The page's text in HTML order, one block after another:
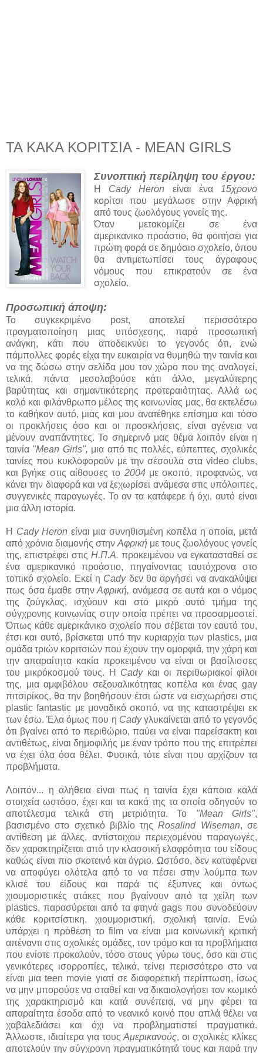
ΤΑ ΚΑΚΑ ΚΟΡΙΤΣΙΑ - MEAN GIRLS
Συνοπτική περίληψη του έργου:
Η Cady Heron είναι ένα 15χρονο
κορίτσι που μεγάλωσε στην Αφρική
από τους ζωολόγους γονείς της.
Όταν μετακομίζει σε ένα
αμερικανικο προάστιο, θα φοιτήσει για
πρώτη φορά σε δημόσιο σχολείο, όπου
θα αντιμετωπίσει τους άγραφους
νόμους που επικρατούν σε ένα
σχολείο.
Προσωπική άποψη:
Το συγκεκριμένο post, αποτελεί περισσότερο
πραγματοποίηση μιας υπόσχεσης, παρά προσωπική
ανάγκη, κάτι που αποδεικνύει το γεγονός ότι, ενώ
πάμπολλες φορές είχα την ευκαιρία να θυμηθώ την ταινία και
να της δώσω στην σελίδα μου τον χώρο που της αναλογεί,
τελικά, πάντα μεσολαβούσε κάτι άλλο, μεγαλύτερης
βαρύτητας και σημαντικότερης προτεραιότητας. Αλλά ως
καλό και φιλάνθρωπο μέλος της κοινωνίας μας, θα εκτελέσω
το καθήκον αυτό, μιας και μου ανατέθηκε επίσημα και τόσο
οι προκλήσεις όσο και οι προσκλήσεις, είναι αγένεια να
μένουν αναπάντητες. Το σημερινό μας θέμα λοιπόν είναι η
ταινία "Mean Girls", μια από τις πολλές, εύπεπτες, σχολικές
ταινίες που κυκλοφορούν με την σέσουλα στα video clubs,
και βγήκε στις αίθουσες το 2004με σκοπό, προφανώς, να
κάνει την διαφορά και να ξεχωρίσει ανάμεσα στις υπόλοιπες,
συγγενικές παραγωγές. Το αν τα κατάφερε ή όχι, αυτό είναι
μια άλλη ιστορία.
Η Cady Heron είναι μια συνηθισμένη κοπέλα η οποία, μετά
από χρόνια διαμονής στην Αφρική με τους ζωολόγους γονείς
της, επιστρέφει στις Η.Π.Α. προκειμένου να εγκατασταθεί σε
ένα αμερικανικό προάστιο, πηγαίνοντας ταυτόχρονα στο
τοπικό σχολείο. Εκεί η Cady δεν θα αργήσει να ανακαλύψει
πως όσα έμαθε στηνΑφρική, ανάμεσα σε αυτά και ο νόμος
της ζούγκλας, ισχύουν και στο μικρό αυτό τμήμα της
σύγχρονης κοινωνίας στην οποία πρέπει να προσαρμοστεί.
Όπως κάθε αμερικάνικο σχολείο που σέβεται τον εαυτό του,
έτσι και αυτό, βρίσκεται υπό την κυριαρχία των plastics, μια
ομάδα τριών κοριτσιών που έχουν την ομορφιά, την χάρη και
την απαραίτητα κακία προκειμένου να είναι οι βασίλισσες
του μικρόκοσμού τους. Η Cadyκαι οι περιθωριακοί φίλοι
της, μια αμφιβόλου σεξουαλικότητας κοπέλα και ένας gay
πιτσιρίκος, θα την βοηθήσουν έτσι ώστε να εισχωρήσει στις
plastic fantastic με μοναδικό σκοπό, να της καταστρέψει εκ
των έσω. Έλα όμως που η Cadyγλυκαίνεται από το γεγονός
ότι βγαίνει από το περιθώριο, παύει να είναι παρείσακτη και
αντιθέτως, είναι δημοφιλής με έναν τρόπο που της επιτρέπει
να έχει όλα όσα θέλει. Φυσικά, τότε είναι που αρχίζουν τα
προβλήματα.
Λοιπόν... η αλήθεια είναι πως η ταινία έχει κάποια καλά
στοιχεία ωστόσο, έχει και τα κακά της τα οποία οδηγούν το
αποτέλεσμα τελικά στη μετριότητα. Το "Mean Girls",
βασισμένο στο σχετικό βιβλίο τηςRosalind Wiseman, σε
αντίθεση με άλλες, αντίστοιχου περιεχομένου παραγωγές,
δεν χαρακτηρίζεται από την κλασσική ελαφρότητα του είδους
καθώς είναι πιο σκοτεινό και άγριο. Ωστόσο, δεν καταφέρνει
να αποφύγει ολότελα από το να πέσει στην λούμπα των
κλισέ του είδους και παρά τις έξυπνες και όντως
χιουμοριστικές ατάκες που βγαίνουν από τα χείλη των
plastics, παρασύρεται από τα φτηνά gags που συνοδεύουν
κάθε κοριτσίστικη, χιουμοριστική, σχολική ταινία. Ενώ
υπάρχει η πρόθεση το film να είναι μια κοινωνική κριτική
απέναντι στις σχολικές ομάδες, τον τρόμο και τα προβλήματα
που ενίοτε προκαλούν, τόσο στους γύρω τους, όσο και στις
γενικότερες ισορροπίες, τελικά, τείνει περισσότερο στο να
είναι μια teen movie γιατί σε διαφορετική περίπτωση, ίσως
να μην μπορούσε να σταθεί και να δικαιολογήσει τον κωμικό
της χαρακτηρισμό και κατά συνέπεια, να μην φέρει τα
απαραίτητα έσοδα από το νεανικό κοινό που απλά θέλει να
χαβαλεδιάσει και όχι να προβληματιστεί πραγματικά.
Άλλωστε, ιδιαίτερα για τους Αμερικανούς, οι σχολικές κλίκες
αποτελούν την σύγχρονη πραγματικότητά τους και παρά την